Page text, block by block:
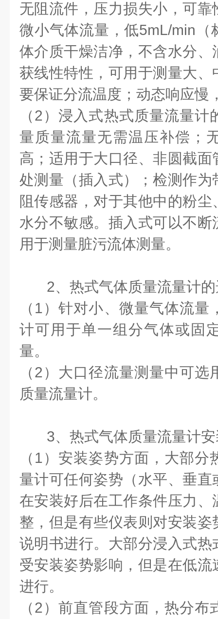
无阻流件，压力损失小，可
微小气体流量，低5mL/min（
体介质干燥洁净，不含水分
获线性特性，可用于测量大
要保证分流温度；动态响应慢
（2）浸入式热式质量流量
量质量流量无需温压补偿；
高；适用于大口径、非圆截
处测量（插入式）；检测作
阻传感器，对于其他中的粉
水分不敏感。插入式可以不
用于测量脏污流体测量。
2、热式气体质量流量计
（1）针对小、微量气体流
计可用于单一组分气体或固
量。
（2）大口径流量测量中可
质量流量计。
3、热式气体质量流量计
（1）安装姿势方面，大部
量计可任何姿势（水平、垂
在安装好后在工作条件压力
整，但是有些仪表则对安装
说明书进行。大部分浸入式
受安装姿势影响，但是在低
进行。
（2）前直管段方面，热分